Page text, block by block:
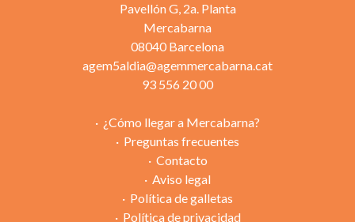
Pavellón G, 2a. Planta
Mercabarna
08040 Barcelona
agem5aldia@agemmercabarna.cat
93 556 20 00
¿Cómo llegar a Mercabarna?
Preguntas frecuentes
Contacto
Aviso legal
Política de galletas
Política de privacidad